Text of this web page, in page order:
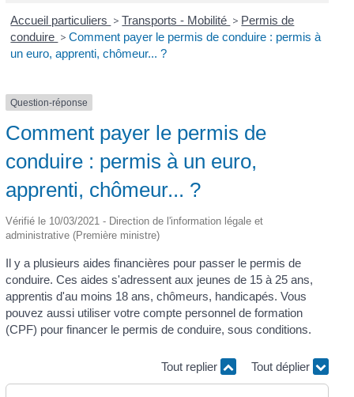
Accueil particuliers > Transports - Mobilité > Permis de
conduire > Comment payer le permis de conduire : permis à
un euro, apprenti, chômeur... ?
Question-réponse
Comment payer le permis de
conduire : permis à un euro,
apprenti, chômeur... ?
Vérifié le 10/03/2021 - Direction de l'information légale et
administrative (Première ministre)
Il y a plusieurs aides financières pour passer le permis de
conduire. Ces aides s'adressent aux jeunes de 15 à 25 ans,
apprentis d'au moins 18 ans, chômeurs, handicapés. Vous
pouvez aussi utiliser votre compte personnel de formation
(CPF) pour financer le permis de conduire, sous conditions.
Tout replier Tout déplier